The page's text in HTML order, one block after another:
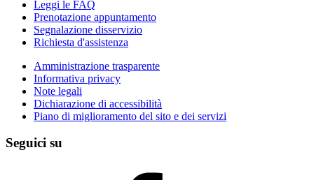
Leggi le FAQ
Prenotazione appuntamento
Segnalazione disservizio
Richiesta d'assistenza
Amministrazione trasparente
Informativa privacy
Note legali
Dichiarazione di accessibilità
Piano di miglioramento del sito e dei servizi
Seguici su